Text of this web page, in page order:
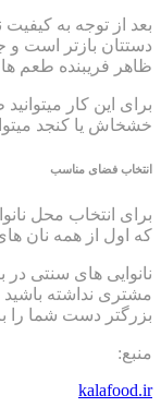
بعد از توجه به
دستتان بازتر است و
ظاهر فریبنده طعم
برای این کار
خشخاش یا کنجد
انتخاب فضای مناسب
برای انتخاب محل
که اول از همه نان
نانوایی های سنتی
مشتری نداشته
بزرگتر دست شما را
منبع:
kalafood.ir